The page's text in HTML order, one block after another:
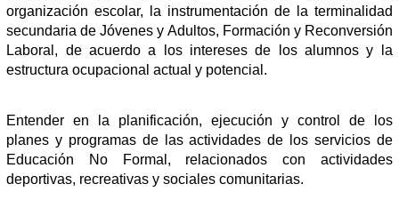
organización escolar, la instrumentación de la terminalidad
secundaria de Jóvenes y Adultos, Formación y Reconversión
Laboral, de acuerdo a los intereses de los alumnos y la
estructura ocupacional actual y potencial.
Entender en la planificación, ejecución y control de los
planes y programas de las actividades de los servicios de
Educación No Formal, relacionados con actividades
deportivas, recreativas y sociales comunitarias.